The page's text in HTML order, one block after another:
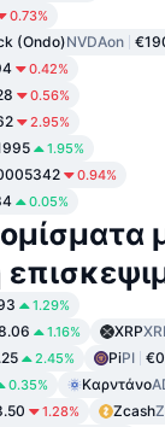
0.73%
(Ondo)NVDAon
0.42%
0.56%
2.95%
1.95%
0.94%
0.05%
1.29%
1.16% XRP
2.45% PiPI
0.35% Καρντάνο
1.28% Zcash